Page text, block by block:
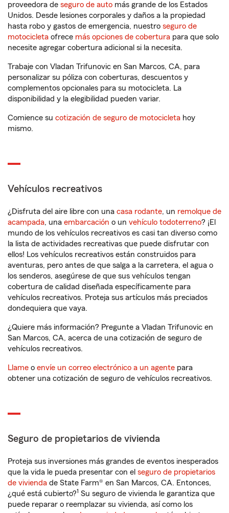
proveedora de seguro de auto más grande de los Estados
Unidos. Desde lesiones corporales y daños a la propiedad
hasta robo y gastos de emergencia, nuestro seguro de
motocicleta ofrece más opciones de cobertura para que solo
necesite agregar cobertura adicional si la necesita.
Trabaje con Vladan Trifunovic en San Marcos, CA, para
personalizar su póliza con coberturas, descuentos y
complementos opcionales para su motocicleta. La
disponibilidad y la elegibilidad pueden variar.
Comience su cotización de seguro de motocicleta hoy
mismo.
Vehículos recreativos
¿Disfruta del aire libre con una casa rodante, un remolque de
acampada, una embarcación o un vehículo todoterreno? ¡El
mundo de los vehículos recreativos es casi tan diverso como
la lista de actividades recreativas que puede disfrutar con
ellos! Los vehículos recreativos están construidos para
aventuras, pero antes de que salga a la carretera, el agua o
los senderos, asegúrese de que sus vehículos tengan
cobertura de calidad diseñada específicamente para
vehículos recreativos. Proteja sus artículos más preciados
dondequiera que vaya.
¿Quiere más información? Pregunte a Vladan Trifunovic en
San Marcos, CA, acerca de una cotización de seguro de
vehículos recreativos.
Llame o envíe un correo electrónico a un agente para
obtener una cotización de seguro de vehículos recreativos.
Seguro de propietarios de vivienda
Proteja sus inversiones más grandes de eventos inesperados
que la vida le pueda presentar con el seguro de propietarios
de vivienda de State Farm® en San Marcos, CA. Entonces,
¿qué está cubierto?1 Su seguro de vivienda le garantiza que
puede reparar o reemplazar su vivienda, así como los